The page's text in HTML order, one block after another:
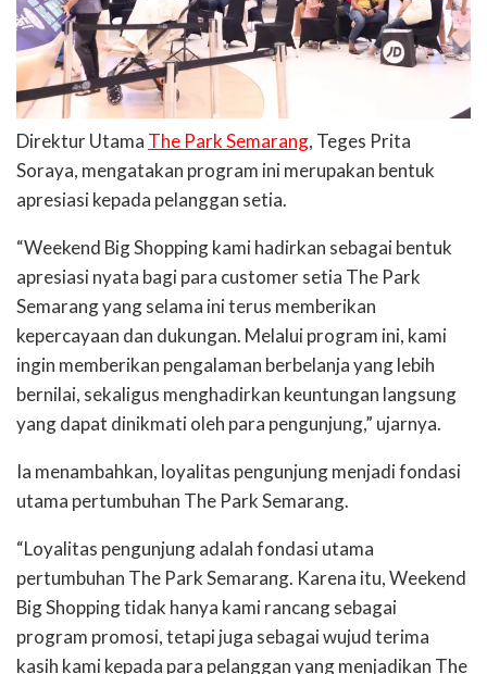
Direktur Utama The Park Semarang, Teges Prita
Soraya, mengatakan program ini merupakan bentuk
apresiasi kepada pelanggan setia.
“Weekend Big Shopping kami hadirkan sebagai bentuk
apresiasi nyata bagi para customer setia The Park
Semarang yang selama ini terus memberikan
kepercayaan dan dukungan. Melalui program ini, kami
ingin memberikan pengalaman berbelanja yang lebih
bernilai, sekaligus menghadirkan keuntungan langsung
yang dapat dinikmati oleh para pengunjung,” ujarnya.
Ia menambahkan, loyalitas pengunjung menjadi fondasi
utama pertumbuhan The Park Semarang.
“Loyalitas pengunjung adalah fondasi utama
pertumbuhan The Park Semarang. Karena itu, Weekend
Big Shopping tidak hanya kami rancang sebagai
program promosi, tetapi juga sebagai wujud terima
kasih kami kepada para pelanggan yang menjadikan The